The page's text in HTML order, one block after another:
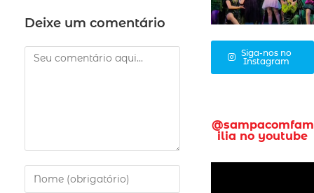
Deixe um comentário
Siga-nos no
Instagram
@sampacomfam
ilia no youtube